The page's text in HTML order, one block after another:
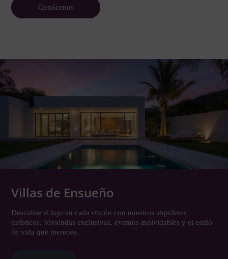
Conócenos
Villas de Ensueño
Descubre el lujo en cada rincón con nuestros alquileres
turísticos. Viviendas exclusivas, eventos inolvidables y el estilo
de vida que mereces.